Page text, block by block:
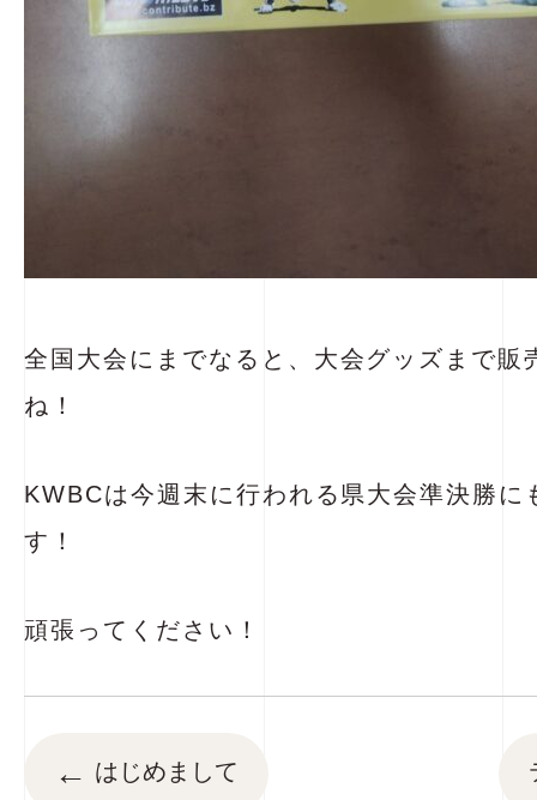
全国大会にまでなると、大会グッズまで販
ね！
KWBCは今週末に行われる県大会準決勝に
す！
頑張ってください！
← はじめまして